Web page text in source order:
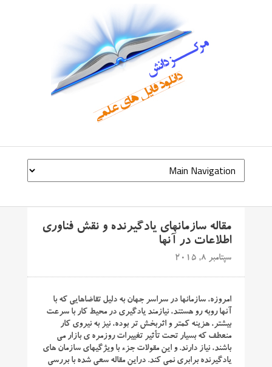
مقاله سازمانهای یادگیرنده و نقش فناوری
اطلاعات در آنها
سپتامبر 8, 2015
امروزه، سازمانها در سراسر جهان به دلیل تقاضاهایی که با
آنها روبه رو هستند، نیازمند یادگیری در محیط کار با سرعت
بیشتر، هزینه کمتر و اثربخش تر بوده، نیز به نیروی کار
منعطف که بسیار تحت تأثیر تغییرات روزمره ی بازار می
باشند، نیاز دارند. و این مقولات جزء با ویژگیهای سازمان های
یادگیرنده برابری نمی کند. دراین مقاله سعی شده با بررسی